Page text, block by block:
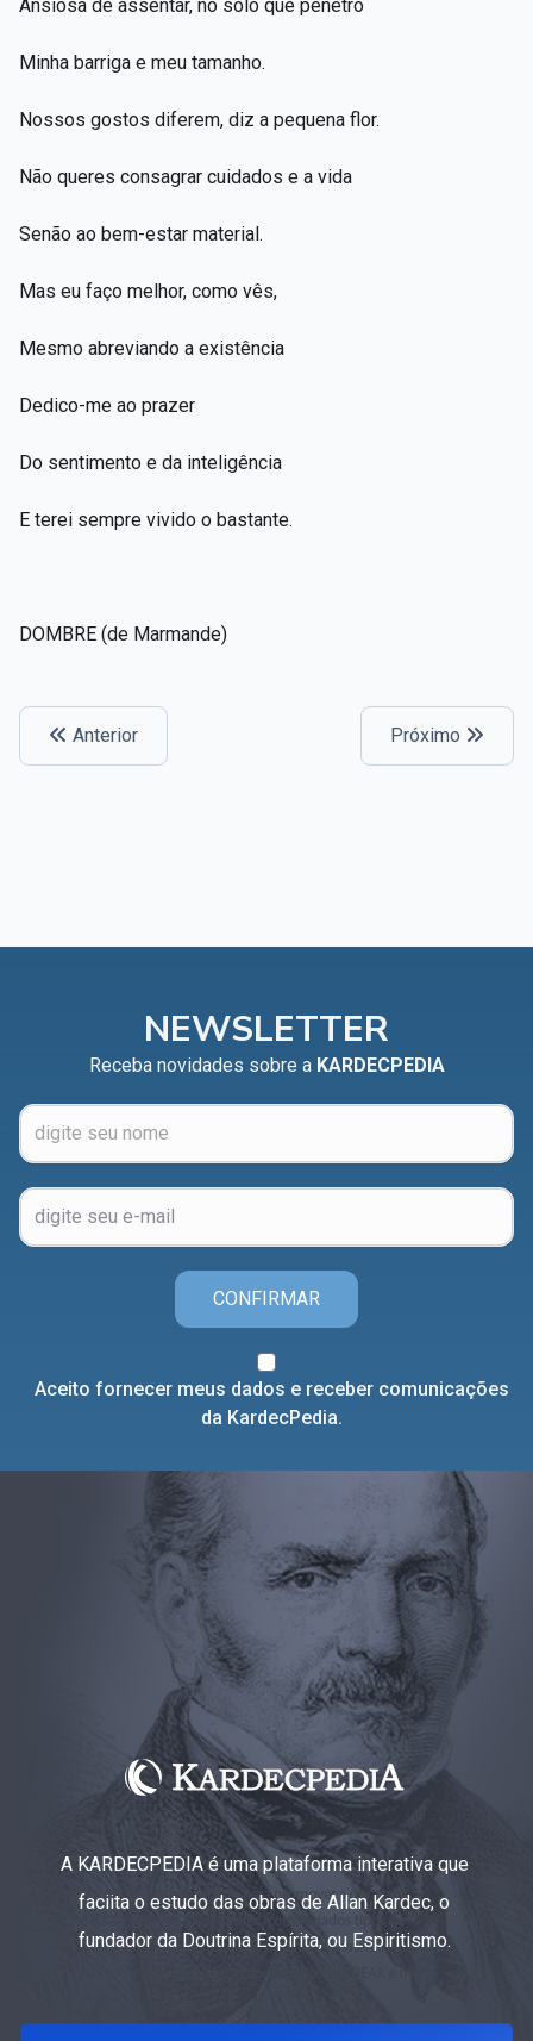
Ansiosa de assentar, no solo que penetro
Minha barriga e meu tamanho.
Nossos gostos diferem, diz a pequena flor.
Não queres consagrar cuidados e a vida
Senão ao bem-estar material.
Mas eu faço melhor, como vês,
Mesmo abreviando a existência
Dedico-me ao prazer
Do sentimento e da inteligência
E terei sempre vivido o bastante.
DOMBRE (de Marmande)
Anterior Próximo
NEWSLETTER
Receba novidades sobre a KARDECPEDIA
CONFIRMAR
Aceito fornecer meus dados e receber comunicações
da KardecPedia.
A KARDECPEDIA é uma plataforma interativa que
faciita o estudo das obras de Allan Kardec, o
fundador da Doutrina Espírita, ou Espiritismo.